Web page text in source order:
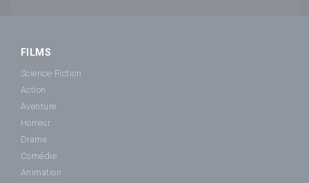
FILMS
Science-Fiction
Action
Aventure
Horreur
Drame
Comédie
Animation